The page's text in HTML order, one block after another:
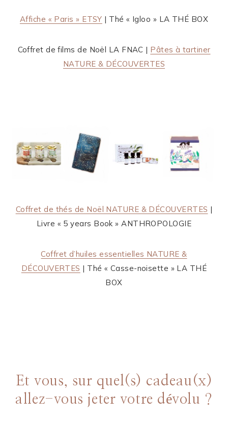
Affiche « Paris » ETSY | Thé « Igloo » LA THÉ BOX
Coffret de films de Noël LA FNAC | Pâtes à tartiner
NATURE & DÉCOUVERTES
Coffret de thés de Noël NATURE & DÉCOUVERTES |
Livre « 5 years Book » ANTHROPOLOGIE
Coffret d’huiles essentielles NATURE &
DÉCOUVERTES | Thé « Casse-noisette » LA THÉ
BOX
Et vous, sur quel(s) cadeau(x)
allez-vous jeter votre dévolu ?